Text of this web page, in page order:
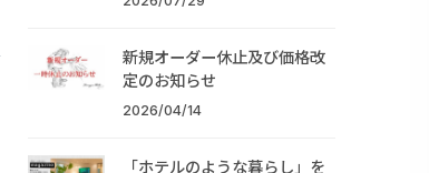
新規オーダー休止及び価格改
定のお知らせ
2026/04/14
「ホテルのような暮らし」を